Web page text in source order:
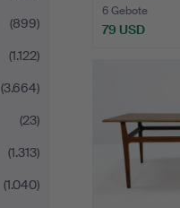
(899)
(1.122)
(3.664)
(23)
(1.313)
(1.040)
6 Gebote
79 USD